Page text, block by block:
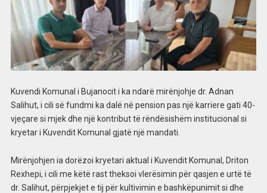
Kuvendi Komunal i Bujanocit i ka ndarë mirënjohje dr. Adnan
Salihut, i cili së fundmi ka dalë në pension pas një karriere gati 40-
vjeçare si mjek dhe një kontribut të rëndësishëm institucional si
kryetar i Kuvendit Komunal gjatë një mandati.
Mirënjohjen ia dorëzoi kryetari aktual i Kuvendit Komunal, Driton
Rexhepi, i cili me këtë rast theksoi vlerësimin për qasjen e urtë të
dr. Salihut, përpjekjet e tij për kultivimin e bashkëpunimit si dhe